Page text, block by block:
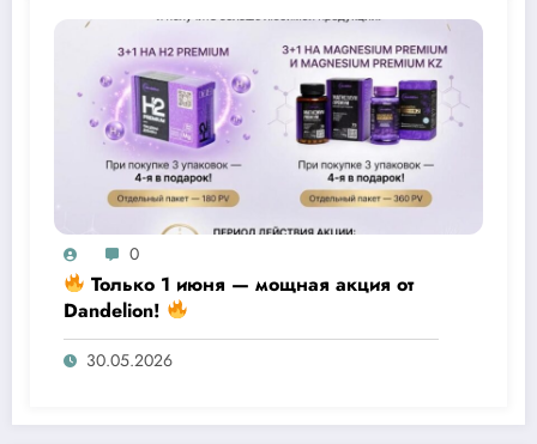
0
Только 1 июня — мощная акция от
Dandelion!
30.05.2026